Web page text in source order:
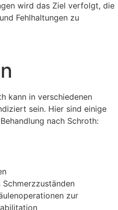
wird das Ziel verfolgt, die
Fehlhaltungen zu
kann in verschiedenen
sein. Hier sind einige
nach Schroth:
zur